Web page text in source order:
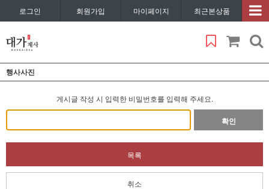
로그인 회원가입 마이페이지 최근본상품
행사사진
게시글 작성 시 입력한 비밀번호를 입력해 주세요.
확인
목록
취소